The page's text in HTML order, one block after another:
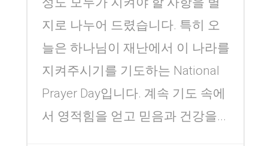
지로 나누어 드렸습니다. 특히 오
늘은 하나님이 재난에서 이 나라를
지켜주시기를 기도하는 National
Prayer Day입니다. 계속 기도 속에
서 영적힘을 얻고 믿음과 건강을...